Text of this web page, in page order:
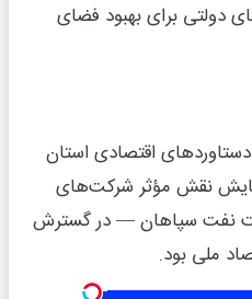
برای بهبود فضای
اقتصادی استان
نقش مؤثر شرکت‌های
نفت سپاهان — در گسترش
ملی بود.